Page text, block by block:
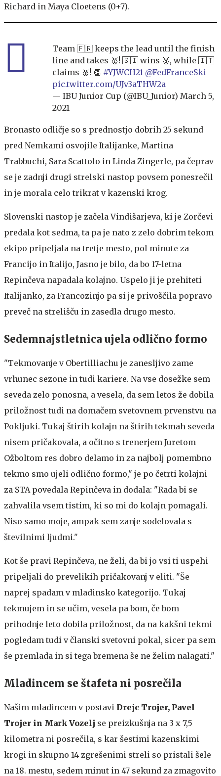
Richard in Maya Cloetens (0+7).
Team 🇫🇷 keeps the lead until the finish
line and takes 🥇! 🇸🇮 wins 🥈, while 🇮🇹
claims 🥉! 👏 #YJWCH21 @FedFranceSki
pic.twitter.com/UJv3aTHW2a
— IBU Junior Cup (@IBU_Junior) March 5,
2021
Bronasto odličje so s prednostjo dobrih 25 sekund
pred Nemkami osvojile Italijanke, Martina
Trabbuchi, Sara Scattolo in Linda Zingerle, pa čeprav
se je zadnji drugi strelski nastop povsem ponesrečil
in je morala celo trikrat v kazenski krog.
Slovenski nastop je začela Vindišarjeva, ki je Zorčevi
predala kot sedma, ta pa je nato z zelo dobrim tekom
ekipo pripeljala na tretje mesto, pol minute za
Francijo in Italijo, Jasno je bilo, da bo 17-letna
Repinčeva napadala kolajno. Uspelo ji je prehiteti
Italijanko, za Francozinjo pa si je privoščila popravo
preveč na strelišču in zasedla drugo mesto.
Sedemnajstletnica ujela odlično formo
"Tekmovanje v Obertilliachu je zanesljivo zame
vrhunec sezone in tudi kariere. Na vse dosežke sem
seveda zelo ponosna, a vesela, da sem letos že dobila
priložnost tudi na domačem svetovnem prvenstvu na
Pokljuki. Tukaj štirih kolajn na štirih tekmah seveda
nisem pričakovala, a očitno s trenerjem Juretom
Ožboltom res dobro delamo in za najbolj pomembno
tekmo smo ujeli odlično formo," je po četrti kolajni
za STA povedala Repinčeva in dodala: "Rada bi se
zahvalila vsem tistim, ki so mi do kolajn pomagali.
Niso samo moje, ampak sem zanje sodelovala s
številnimi ljudmi."
Kot še pravi Repinčeva, ne želi, da bi jo vsi ti uspehi
pripeljali do prevelikih pričakovanj v eliti. "Še
naprej spadam v mladinsko kategorijo. Tukaj
tekmujem in se učim, vesela pa bom, če bom
prihodnje leto dobila priložnost, da na kakšni tekmi
pogledam tudi v članski svetovni pokal, sicer pa sem
še premlada in si tega bremena še ne želim nalagati."
Mladincem se štafeta ni posrečila
Našim mladincem v postavi Drejc Trojer, Pavel
Trojer in Mark Vozelj se preizkušnja na 3 x 7,5
kilometra ni posrečila, s kar šestimi kazenskimi
krogi in skupno 14 zgrešenimi streli so pristali šele
na 18. mestu, sedem minut in 47 sekund za zmagovito